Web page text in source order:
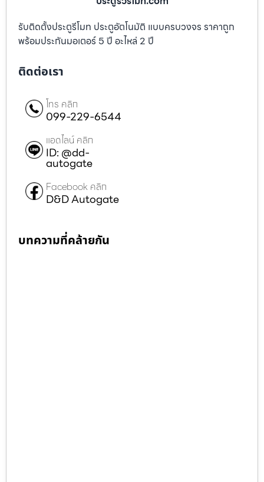
รับติดตั้งประตูรีโมท ประตูอัตโนมัติ แบบครบวงจร ราคาถูก
พร้อมประกันมอเตอร์ 5 ปี อะไหล่ 2 ปี
ติดต่อเรา
โทร คลิก
099-229-6544
แอดไลน์ คลิก
ID: @dd-
autogate
Facebook คลิก
D&D Autogate
บทความที่คล้ายกัน